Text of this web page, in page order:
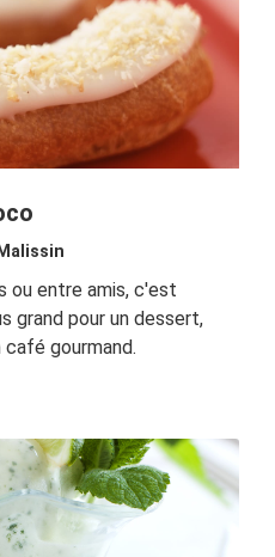
ou entre amis, c'est
grand pour un dessert,
café gourmand.